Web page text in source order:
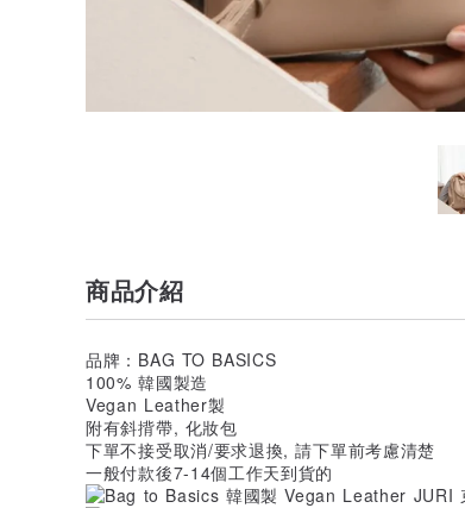
商品介紹
品牌：BAG TO BASICS
100% 韓國製造
Vegan Leather製
附有斜揹帶, 化妝包
下單不接受取消/要求退換, 請下單前考慮清楚
一般付款後7-14個工作天到貨的